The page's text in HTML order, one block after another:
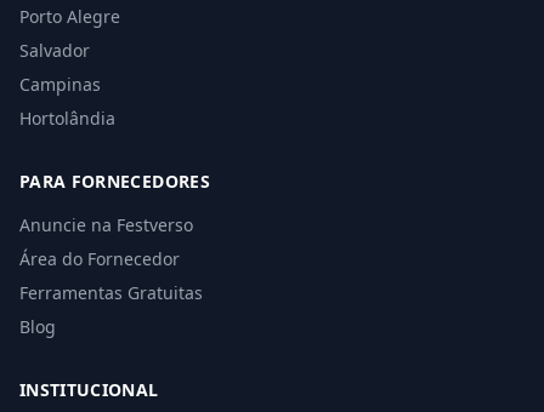
Porto Alegre
Salvador
Campinas
Hortolândia
PARA FORNECEDORES
Anuncie na Festverso
Área do Fornecedor
Ferramentas Gratuitas
Blog
INSTITUCIONAL